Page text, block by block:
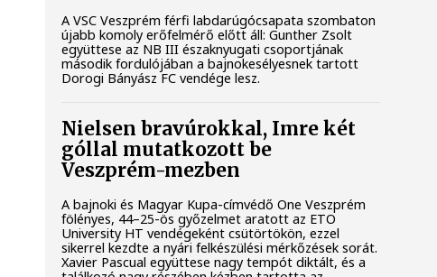
A VSC Veszprém férfi labdarúgócsapata szombaton
újabb komoly erőfelmérő előtt áll: Gunther Zsolt
együttese az NB III északnyugati csoportjának
második fordulójában a bajnokesélyesnek tartott
Dorogi Bányász FC vendége lesz.
Nielsen bravúrokkal, Imre két
góllal mutatkozott be
Veszprém-mezben
A bajnoki és Magyar Kupa-címvédő One Veszprém
fölényes, 44–25-ös győzelmet aratott az ETO
University HT vendégeként csütörtökön, ezzel
sikerrel kezdte a nyári felkészülési mérkőzések sorát.
Xavier Pascual együttese nagy tempót diktált, és a